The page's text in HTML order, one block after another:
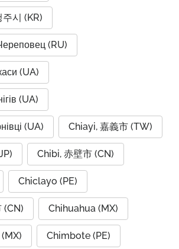
시 (KR)
(RU)
(UA)
(UA)
(UA) Chiayi, 嘉義市 (TW)
Chibi, 赤壁市 (CN)
Chiclayo (PE)
(CN) Chihuahua (MX)
Chimbote (PE)